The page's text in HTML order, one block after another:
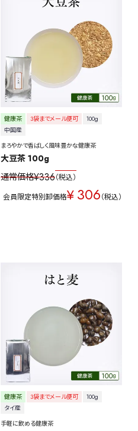
健康茶 3袋までメール便可
100g
中国産
まろやかで香ばしく風味豊かな健康茶
大豆茶 100g
通常価格¥336 税込
会員限定特別卸価格¥306 税込
健康茶 3袋までメール便可
100g
タイ産
手軽に飲める健康茶